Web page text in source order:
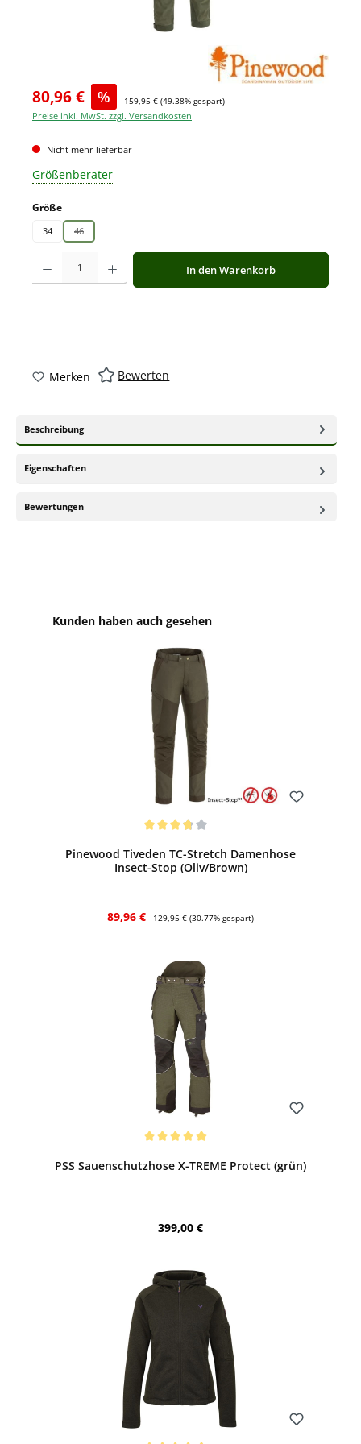
80,96 € % 159,95 € (49.38% gespart)
Preise inkl. MwSt. zzgl. Versandkosten
Nicht mehr lieferbar
Größenberater
Größeauswählen
34 46
(Diese Option ist zurzeit nicht verfügbar.)
Produkt Anzahl: Gib den gewünschten Wert ein oder benutze die
In den Warenkorb
Merken Bewerten
Beschreibung
Eigenschaften
Bewertungen
Produktgalerie überspringen
Kunden haben auch gesehen
Pinewood Tiveden TC-Stretch Damenhose
Insect-Stop (Oliv/Brown)
Verkaufspreis:
89,96 € Regulärer Preis:
129,95 € (30.77% gespart)
PSS Sauenschutzhose X-TREME Protect (grün)
Regulärer Preis:
399,00 €